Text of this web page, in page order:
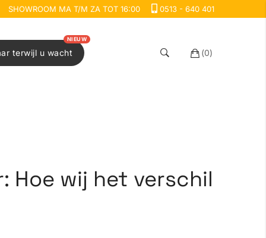
SHOWROOM MA T/M ZA TOT 16:00 0513 - 640 401
terwijl u wacht
NIEUW
(0)
Hoe wij het verschil